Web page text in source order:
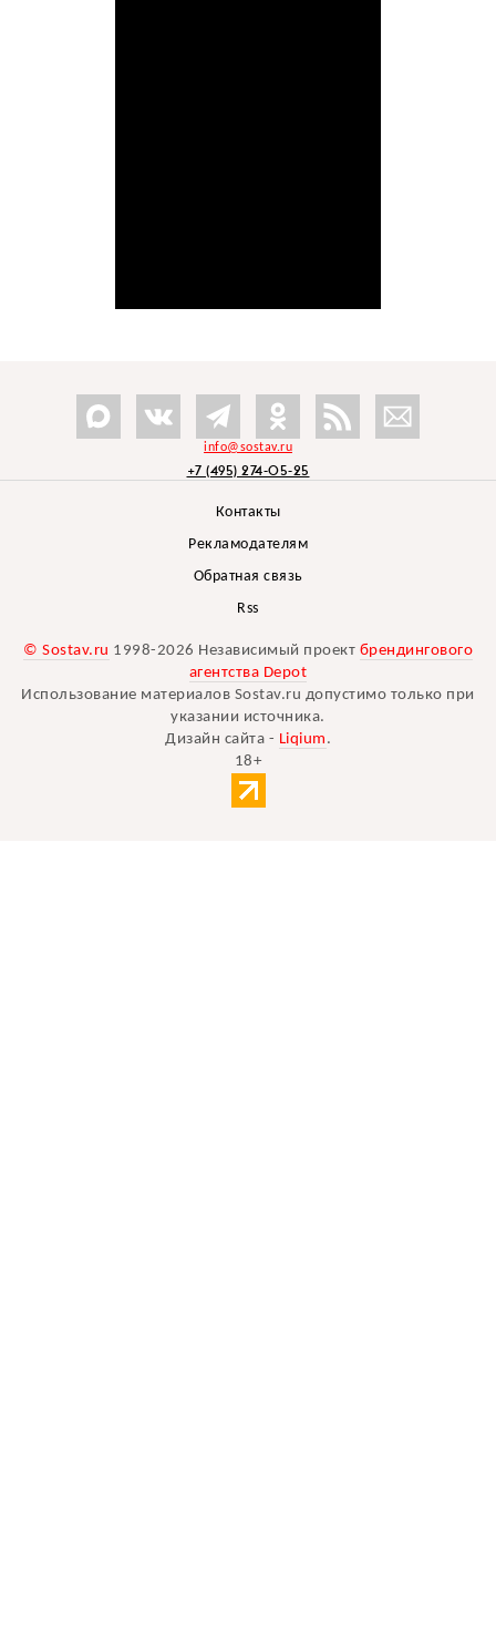
info@sostav.ru
+7 (495) 274-05-25
Контакты
Рекламодателям
Обратная связь
Rss
© Sostav.ru 1998-2026 Независимый проект брендингового
агентства Depot
Использование материалов Sostav.ru допустимо только при
указании источника.
Дизайн сайта - Liqium .
18+